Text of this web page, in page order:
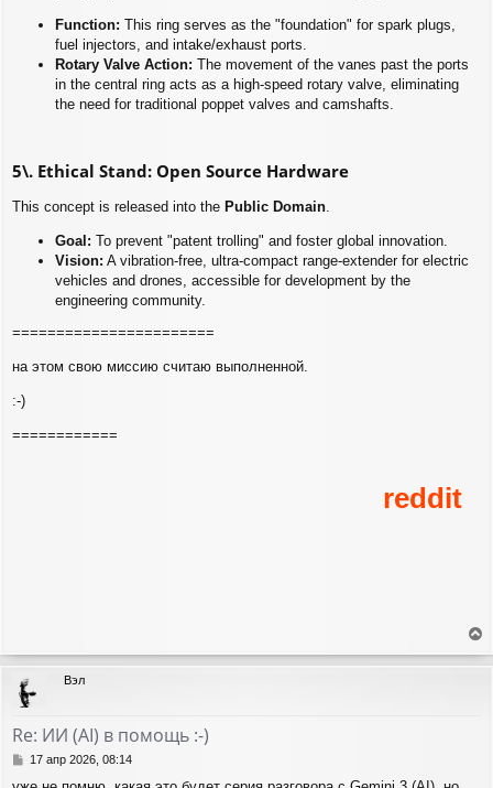
Function: This ring serves as the "foundation" for spark plugs,
fuel injectors, and intake/exhaust ports.
Rotary Valve Action: The movement of the vanes past the ports
in the central ring acts as a high-speed rotary valve, eliminating
the need for traditional poppet valves and camshafts.
5\. Ethical Stand: Open Source Hardware
This concept is released into the Public Domain
Goal: To prevent "patent trolling" and foster global innovation.
Vision: A vibration-free, ultra-compact range-extender for electric
vehicles and drones, accessible for development by the
engineering community.
=======================
на этом свою миссию считаю выполненной.
:-)
============
е
р
Вэл
Re: ИИ (AI) в помощь :-)
С17 апр 2026, 08:14